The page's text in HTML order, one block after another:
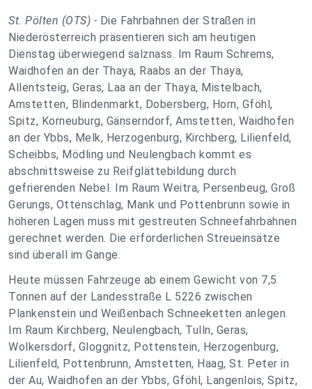
St. Pölten (OTS) - Die Fahrbahnen der Straßen in
Niederösterreich präsentieren sich am heutigen
Dienstag überwiegend salznass. Im Raum Schrems,
Waidhofen an der Thaya, Raabs an der Thaya,
Allentsteig, Geras, Laa an der Thaya, Mistelbach,
Amstetten, Blindenmarkt, Dobersberg, Horn, Gföhl,
Spitz, Korneuburg, Gänserndorf, Amstetten, Waidhofen
an der Ybbs, Melk, Herzogenburg, Kirchberg, Lilienfeld,
Scheibbs, Mödling und Neulengbach kommt es
abschnittsweise zu Reifglättebildung durch
gefrierenden Nebel. Im Raum Weitra, Persenbeug, Groß
Gerungs, Ottenschlag, Mank und Pottenbrunn sowie in
höheren Lagen muss mit gestreuten Schneefahrbahnen
gerechnet werden. Die erforderlichen Streueinsätze
sind überall im Gange.
Heute müssen Fahrzeuge ab einem Gewicht von 7,5
Tonnen auf der Landesstraße L 5226 zwischen
Plankenstein und Weißenbach Schneeketten anlegen.
Im Raum Kirchberg, Neulengbach, Tulln, Geras,
Wolkersdorf, Gloggnitz, Pottenstein, Herzogenburg,
Lilienfeld, Pottenbrunn, Amstetten, Haag, St. Peter in
der Au, Waidhofen an der Ybbs, Gföhl, Langenlois, Spitz,